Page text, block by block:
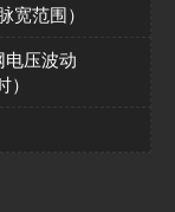
宽范围）
压波动